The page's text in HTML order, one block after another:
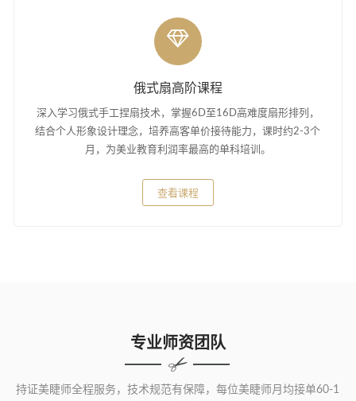
俄式扇高阶课程
深入学习俄式手工捏扇技术，掌握6D至16D高难度扇形排列，
结合个人形象设计理念，培养高客单价接待能力，课时约2-3个
月，为美业教育利润率最高的单科培训。
查看课程
专业师资团队
持证美睫师全程服务，技术规范有保障，每位美睫师月均接单60-1